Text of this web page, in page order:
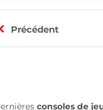
Précédent
consoles de